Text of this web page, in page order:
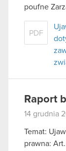
poufne
PDF
Raport
14 grudnia
Temat:
prawna: